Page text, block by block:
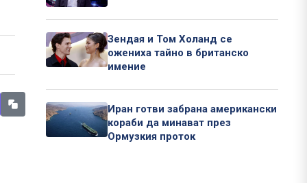
Зендая и Том Холанд се
ожениха тайно в британско
имение
Иран готви забрана американски
кораби да минават през
Ормузкия проток